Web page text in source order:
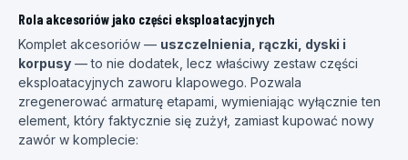
Rola akcesoriów jako części eksploatacyjnych
Komplet akcesoriów — uszczelnienia, rączki, dyski i
korpusy — to nie dodatek, lecz właściwy zestaw części
eksploatacyjnych zaworu klapowego. Pozwala
zregenerować armaturę etapami, wymieniając wyłącznie ten
element, który faktycznie się zużył, zamiast kupować nowy
zawór w komplecie: